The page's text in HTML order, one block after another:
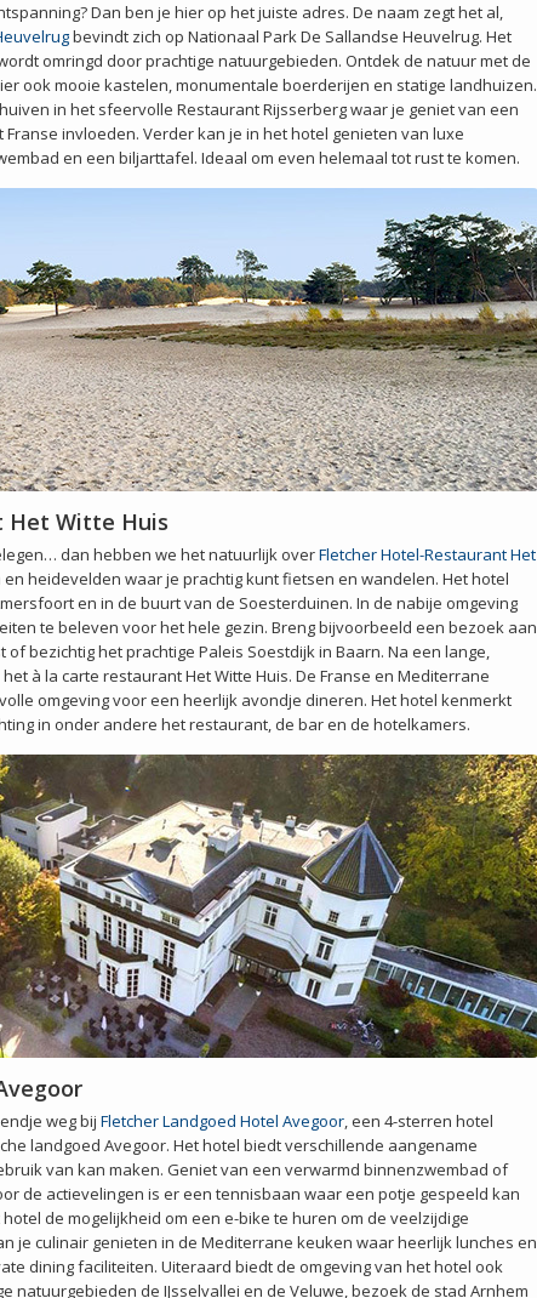
Dan ben je hier op het juiste adres. De naam zegt het al,
bevindt zich op Nationaal Park De Sallandse Heuvelrug. Het
omringd door prachtige natuurgebieden. Ontdek de natuur met de
ook mooie kastelen, monumentale boerderijen en statige landhuizen.
in het sfeervolle Restaurant Rijsserberg waar je geniet van een
invloeden. Verder kan je in het hotel genieten van luxe
en een biljarttafel. Ideaal om even helemaal tot rust te komen.
Het Witte Huis
dan hebben we het natuurlijk overFletcher Hotel-Restaurant Het
heidevelden waar je prachtig kunt fietsen en wandelen. Het hotel
en in de buurt van de Soesterduinen. In de nabije omgeving
te beleven voor het hele gezin. Breng bijvoorbeeld een bezoek aan
bezichtig het prachtige Paleis Soestdijk in Baarn. Na een lange,
à la carte restaurant Het Witte Huis. De Franse en Mediterrane
omgeving voor een heerlijk avondje dineren. Het hotel kenmerkt
in onder andere het restaurant, de bar en de hotelkamers.
weg bij Fletcher Landgoed Hotel Avegoor, een 4-sterren hotel
landgoed Avegoor. Het hotel biedt verschillende aangename
van kan maken. Geniet van een verwarmd binnenzwembad of
de actievelingen is er een tennisbaan waar een potje gespeeld kan
de mogelijkheid om een e-bike te huren om de veelzijdige
je culinair genieten in de Mediterrane keuken waar heerlijk lunches en
dining faciliteiten. Uiteraard biedt de omgeving van het hotel ook
natuurgebieden de IJsselvallei en de Veluwe, bezoek de stad Arnhem